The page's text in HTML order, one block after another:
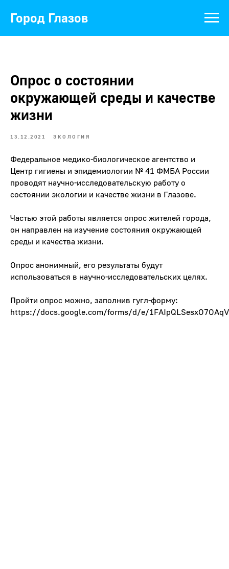
Город Глазов
Опрос о состоянии
окружающей среды и качестве
жизни
13.12.2021 ЭКОЛОГИЯ
Федеральное медико-биологическое агентство и
Центр гигиены и эпидемиологии № 41 ФМБА России
проводят научно-исследовательскую работу о
состоянии экологии и качестве жизни в Глазове.
Частью этой работы является опрос жителей города,
он направлен на изучение состояния окружающей
среды и качества жизни.
Опрос анонимный, его результаты будут
использоваться в научно-исследовательских целях.
Пройти опрос можно, заполнив гугл-форму:
https://docs.google.com/forms/d/e/